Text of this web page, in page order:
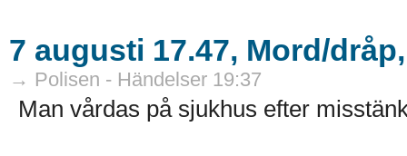
7 augusti 17.47, Mord/
→ Polisen - Händelser 19:37
Man vårdas på sjukhus efter